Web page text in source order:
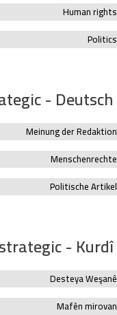
Human rights
Politics
- Deutsch
Meinung der Redaktion
Menschenrechte
Politische Artikel
- Kurdî
Desteya Weşanê
Mafên mirovan